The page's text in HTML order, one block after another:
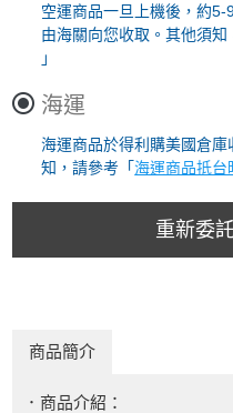
空運商品一旦上機後，約5-
由海關向您收取。其他須知
」
海運
海運商品於得利購美國倉
知，請參考「海運商品抵台
重新委
商品簡介
．商品介紹：